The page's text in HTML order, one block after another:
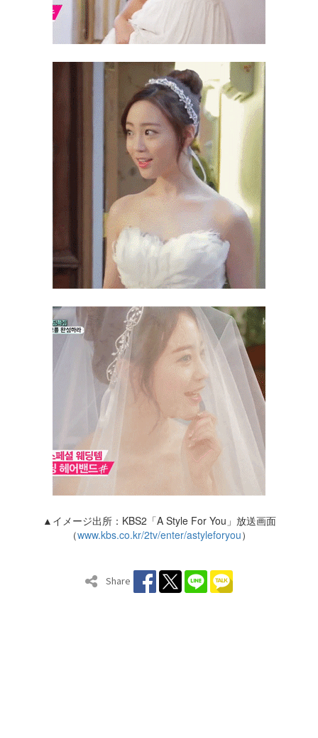
▲イメージ出所：KBS2「A Style For You」放送画面
（www.kbs.co.kr/2tv/enter/astyleforyou）
Share